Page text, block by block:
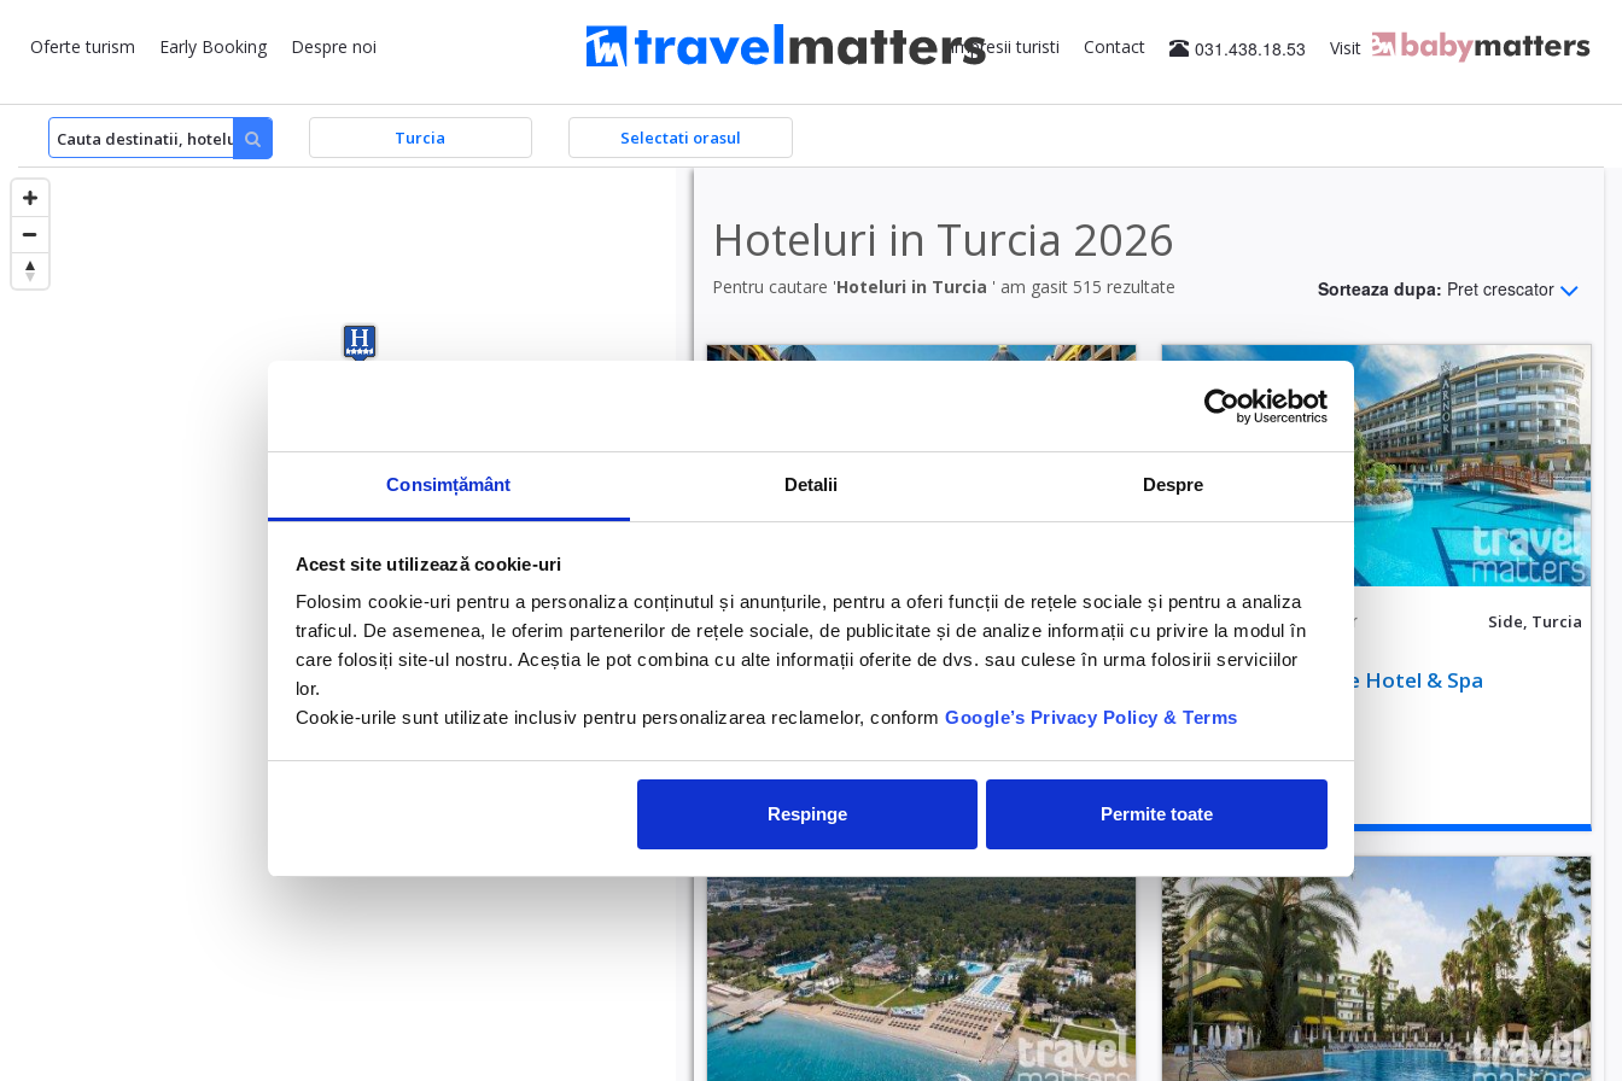
Consimțământ Detalii Despre
Acest site utilizează cookie-uri
Folosim cookie-uri pentru a personaliza conținutul și anunțurile, pentru a oferi funcții de rețele sociale și pentru a analiza
traficul. De asemenea, le oferim partenerilor de rețele sociale, de publicitate și de analize informații cu privire la modul în
care folosiți site-ul nostru. Aceștia le pot combina cu alte informații oferite de dvs. sau culese în urma folosirii serviciilor
lor.
Cookie-urile sunt utilizate inclusiv pentru personalizarea reclamelor, conform Google’s Privacy Policy & Terms
Respinge Permite toate
Oferte turism Early Booking Despre noi Impresii turisti Contact 031.438.18.53 Visit
Turcia Selectati orasul
Hoteluri in Turcia 2026
Pentru cautare 'Hoteluri in Turcia ' am gasit 515 rezultate Sorteaza dupa: Pret crescator
Antalya/Lara, Turcia
762 € /persoana/sejur
Antalya/Lara 5*
Side, Turcia
542 € /persoana/sejur
Side 5*
Hotel Arnor Deluxe Hotel & Spa